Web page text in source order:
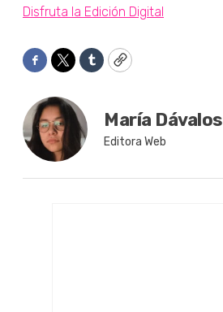
Disfruta la Edición Digital
Facebook
TwitterTumblrCopy
María Dávalos
Editora Web